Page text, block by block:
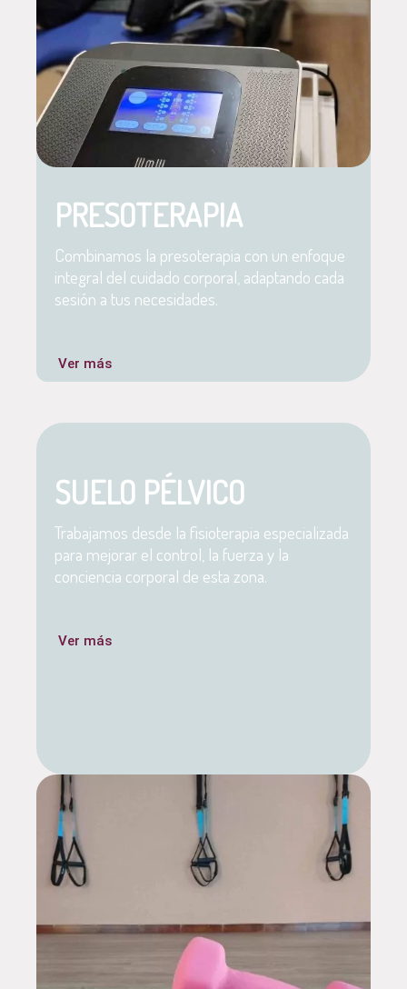
PRESOTERAPIA
Combinamos la presoterapia con un enfoque
integral del cuidado corporal, adaptando cada
sesión a tus necesidades.
Ver más
SUELO PÉLVICO
Trabajamos desde la fisioterapia especializada
para mejorar el control, la fuerza y la
conciencia corporal de esta zona.
Ver más